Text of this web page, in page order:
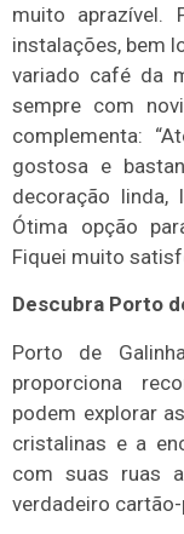
muito aprazível.
instalações, bem
variado café da
sempre com
complementa:
gostosa e
decoração linda,
Ótima opção
Fiquei muito
Descubra Porto
Porto de
proporciona
podem explorar
cristalinas e a
com suas ruas
verdadeiro